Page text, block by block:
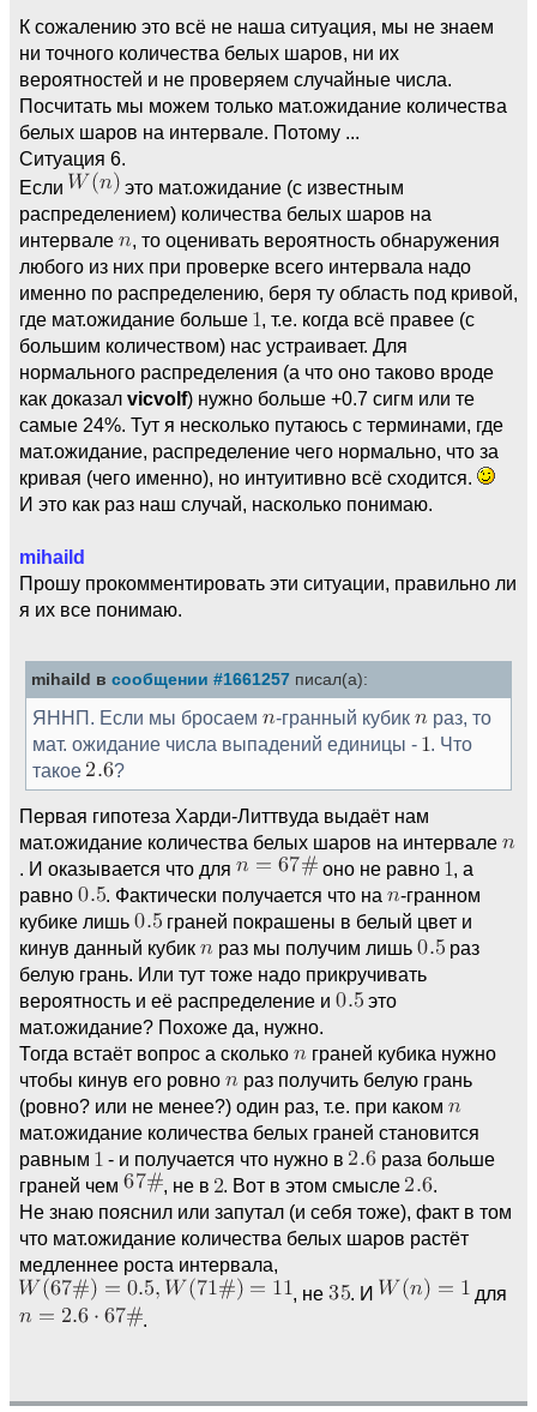
К сожалению это всё не наша ситуация, мы не знаем
ни точного количества белых шаров, ни их
вероятностей и не проверяем случайные числа.
Посчитать мы можем только мат.ожидание количества
белых шаров на интервале. Потому ...
Ситуация 6.
Если
это мат.ожидание (с известным
распределением) количества белых шаров на
интервале
, то оценивать вероятность обнаружения
любого из них при проверке всего интервала надо
именно по распределению, беря ту область под кривой,
где мат.ожидание больше
, т.е. когда всё правее (с
большим количеством) нас устраивает. Для
нормального распределения (а что оно таково вроде
как доказал vicvolf) нужно больше +0.7 сигм или те
самые 24%. Тут я несколько путаюсь с терминами, где
мат.ожидание, распределение чего нормально, что за
кривая (чего именно), но интуитивно всё сходится.
И это как раз наш случай, насколько понимаю.
mihaild
Прошу прокомментировать эти ситуации, правильно ли
я их все понимаю.
mihaild в сообщении #1661257 писал(а):
ЯННП. Если мы бросаем -гранный кубик
раз, то
мат. ожидание числа выпадений единицы -
. Что
такое
?
Первая гипотеза Харди-Литтвуда выдаёт нам
мат.ожидание количества белых шаров на интервале
. И оказывается что для
оно не равно
, а
равно
. Фактически получается что на
-гранном
кубике лишь
граней покрашены в белый цвет и
кинув данный кубик
раз мы получим лишь
раз
белую грань. Или тут тоже надо прикручивать
вероятность и её распределение и
это
мат.ожидание? Похоже да, нужно.
Тогда встаёт вопрос а сколько
граней кубика нужно
чтобы кинув его ровно
раз получить белую грань
(ровно? или не менее?) один раз, т.е. при каком
мат.ожидание количества белых граней становится
равным
- и получается что нужно в
раза больше
граней чем
, не в . Вот в этом смысле
Не знаю пояснил или запутал (и себя тоже), факт в том
что мат.ожидание количества белых шаров растёт
медленнее роста интервала,
, не
. И
для